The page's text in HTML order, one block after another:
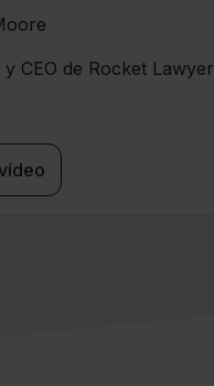
y CEO de Rocket Lawyer